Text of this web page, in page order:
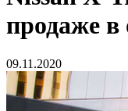
продаже в
09.11.2020